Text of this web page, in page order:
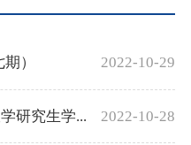
2022-10-29
）
2022-10-28
研究生学...